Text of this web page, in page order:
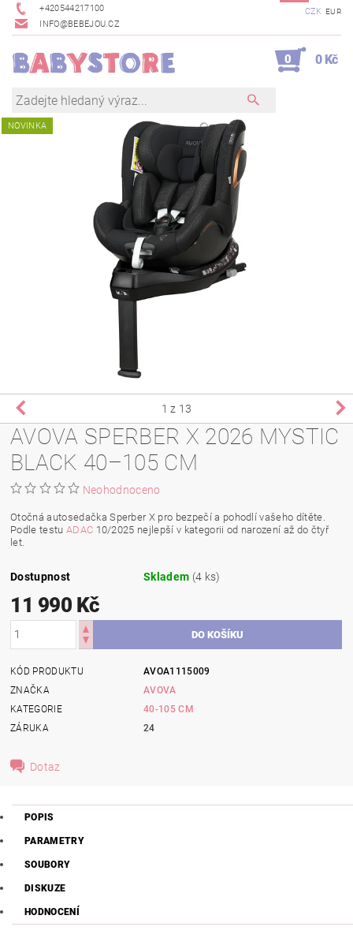
+420544217100
INFO@BEBEJOU.CZ
CZK EUR
0 0 Kč
NOVINKA
1 z 13
AVOVA SPERBER X 2026 MYSTIC
BLACK 40–105 CM
Neohodnoceno
Otočná autosedačka Sperber X pro bezpečí a pohodlí vašeho dítěte.
Podle testu ADAC 10/2025 nejlepší v kategorii od narození až do čtyř
let.
Dostupnost Skladem (4 ks)
11 990 Kč
KÓD PRODUKTU
AVOA1115009
ZNAČKA
AVOVA
KATEGORIE
40-105 CM
ZÁRUKA
24
Dotaz
POPIS
PARAMETRY
SOUBORY
DISKUZE
HODNOCENÍ